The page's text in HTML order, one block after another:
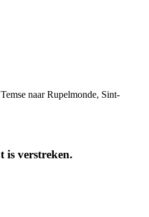
naar Rupelmonde, Sint-
is verstreken.